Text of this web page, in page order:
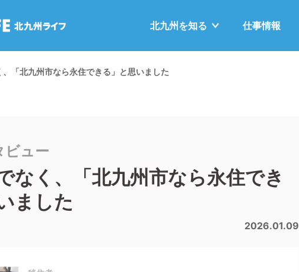
北九州を知る 仕事情報
「北九州市なら永住できる」と思いました
ビュー
なく、「北九州市なら永住でき
ました
2026.01.09